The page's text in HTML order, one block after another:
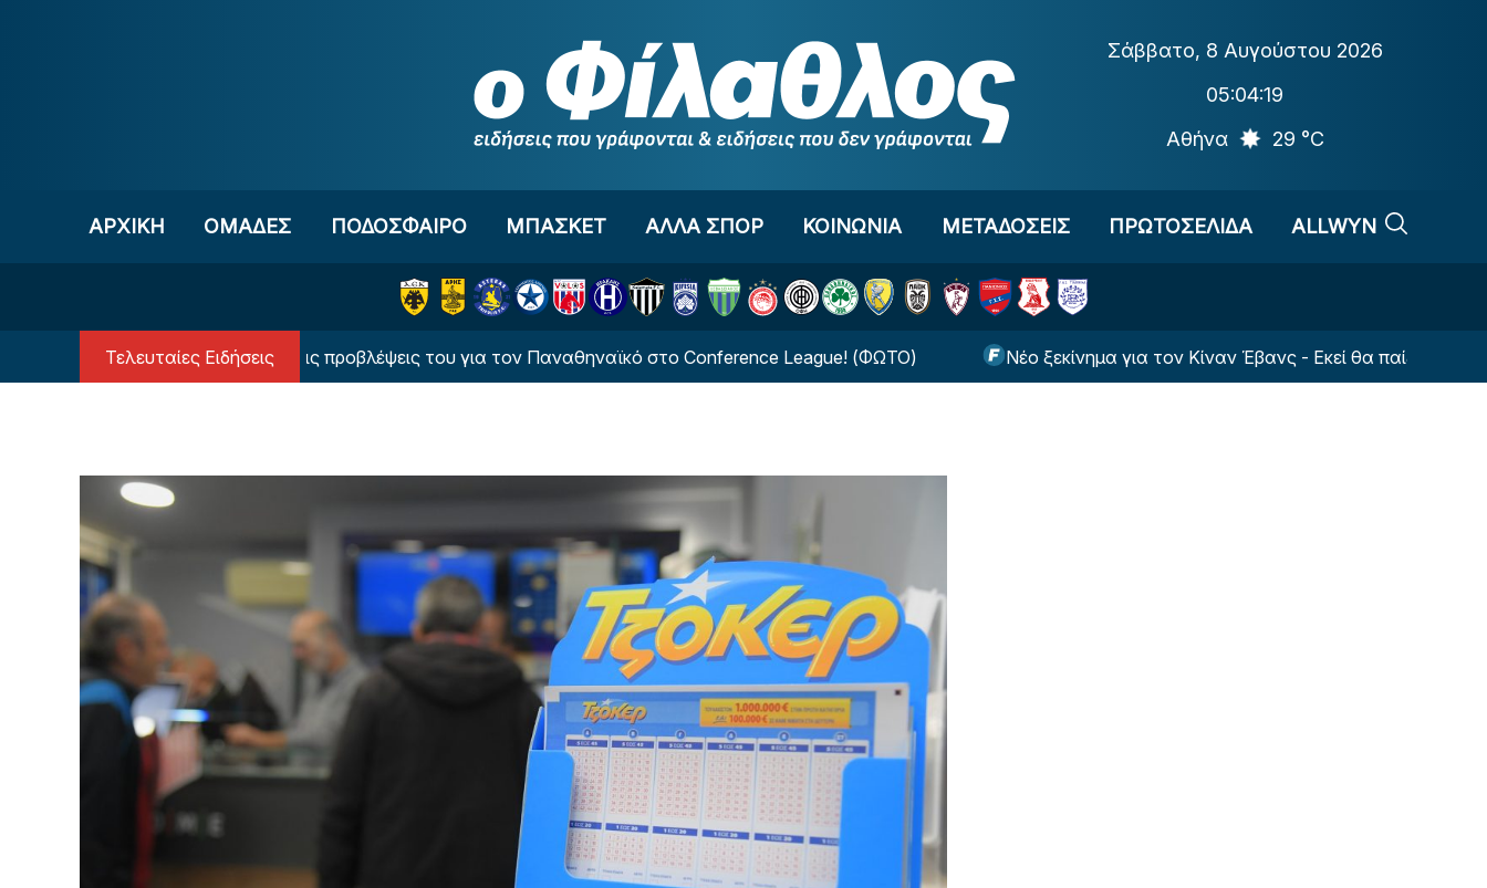
Σάββατο, 8 Αυγούστου 2026
05:04:19
Αθήνα
29 °C
ΑΡΧΙΚΗ OΜΑΔΕΣ ΠΟΔΟΣΦΑΙΡΟ ΜΠΑΣΚΕΤ ΑΛΛΑ ΣΠΟΡ ΚΟΙΝΩΝΙΑ ΜΕΤΑΔΟΣΕΙΣ ΠΡΩΤΟΣΕΛΙΔΑ ALLWYN
Τελευταίες Ειδήσεις
υπερυπολογιστής έδωσε τις προβλέψεις του για τον Παναθηναϊκό στο Conference League! (ΦΩΤΟ) Νέο ξεκίνημα για τον Κίναν Έβανς - Εκεί θα παίζει τη νέα σεζόν!